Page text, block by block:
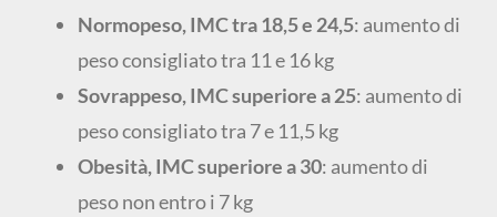
Normopeso, IMC tra 18,5 e 24,5: aumento di
peso consigliato tra 11 e 16 kg
Sovrappeso, IMC superiore a 25: aumento di
peso consigliato tra 7 e 11,5 kg
Obesità, IMC superiore a 30: aumento di
peso non entro i 7 kg